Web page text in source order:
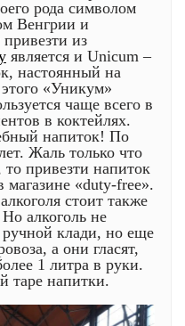
рода символом
Венгрии и
из
является и Unicum –
настоянный на
«Уникум»
чаще всего в
в коктейлях.
напиток! По
Жаль только что
то привезти напиток
магазине «duty-free».
стоит также
алкоголь не
ручной клади, но еще
а они гласят,
1 литра в руки.
таре напитки.